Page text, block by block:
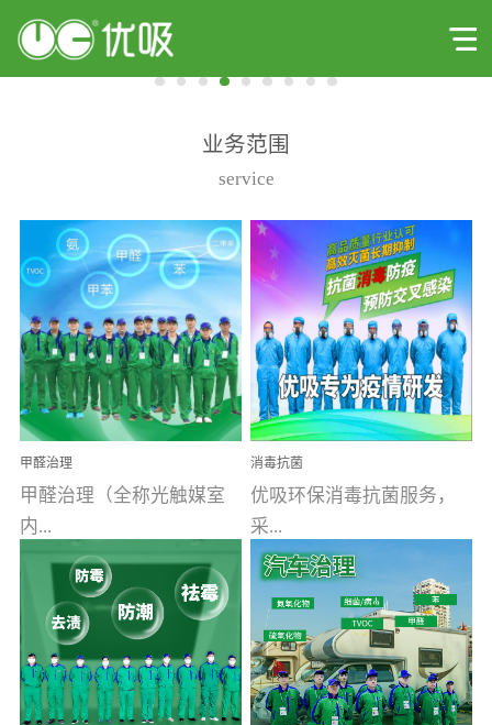
业务范围
service
甲醛治理
甲醛治理（全称光触媒室
内...
空气污染净化治理）工业
文明的进步，创造了多姿
多彩的家居产品和生活情
调，但也带来了以甲醛为
消毒抗菌
优吸环保消毒抗菌服务，
采...
用行业公认奥维牌消毒
液，具备杀死人体冠状病
毒的功效，杀菌率
99.99%。相对于传统消毒